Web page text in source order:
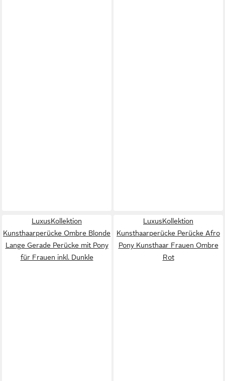
LuxusKollektion
Kunsthaarperücke Ombre Blonde
Lange Gerade Perücke mit Pony
für Frauen inkl. Dunkle
LuxusKollektion
Kunsthaarperücke Perücke Afro
Pony Kunsthaar Frauen Ombre
Rot